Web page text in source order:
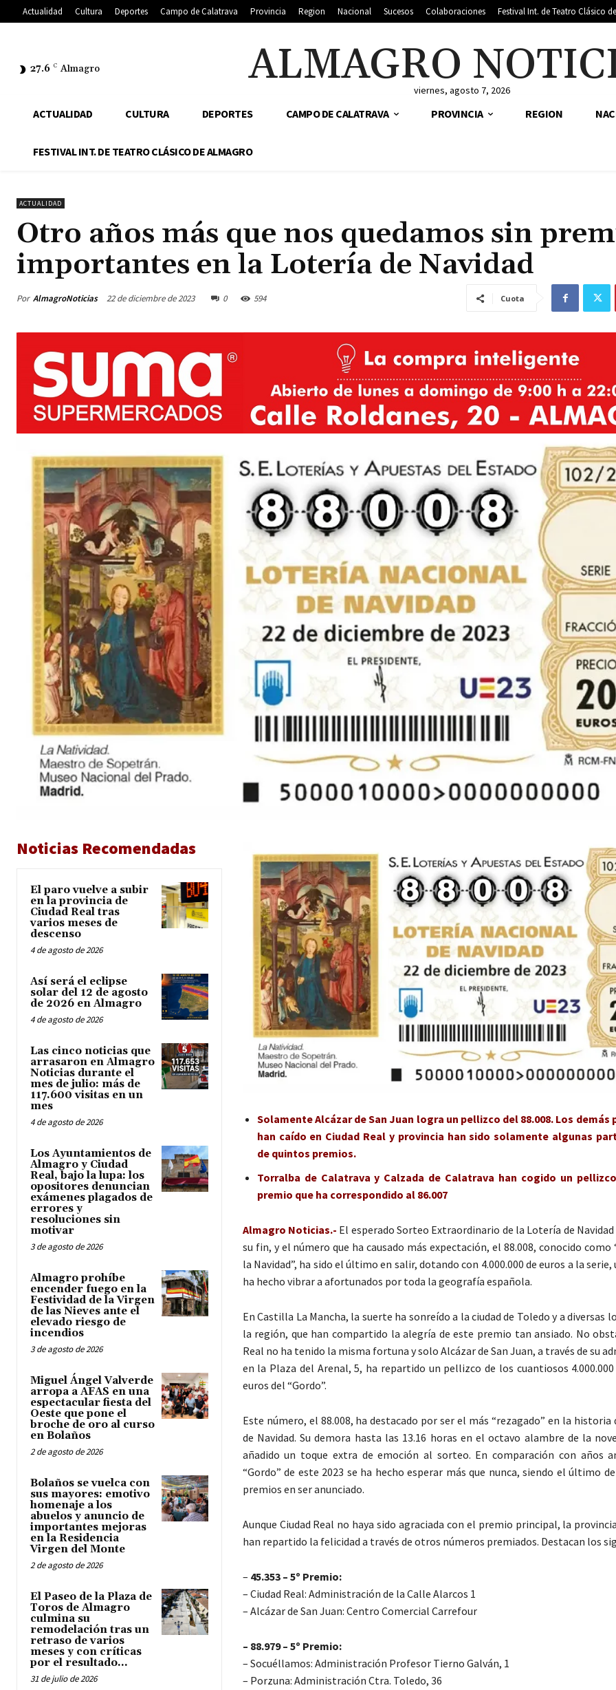
Actualidad Cultura Deportes Campo de Calatrava Provincia Region Nacional Sucesos Colaboraciones Festival Int. de Teatro Clásico
27.6 C Almagro ALMAGROviernes, agosto 7, 2026
ACTUALIDAD CULTURA DEPORTES CAMPO DE CALATRAVA PROVINCIA REGION
FESTIVAL INT. DE TEATRO CLÁSICO DE ALMAGRO
ACTUALIDAD
Otro años más que nos quedamos sin
importantes en la Lotería de Navidad
Por AlmagroNoticias 22 de diciembre de 2023 0 594 Cuota
Noticias Recomendadas
El paro vuelve a subir
en la provincia de
Ciudad Real tras
varios meses de
descenso
4 de agosto de 2026
Así será el eclipse
solar del 12 de agosto
de 2026 en Almagro
4 de agosto de 2026
Las cinco noticias que
arrasaron en Almagro
Noticias durante el
mes de julio: más de
117.600 visitas en un
mes
4 de agosto de 2026
Los Ayuntamientos de
Almagro y Ciudad
Real, bajo la lupa: los
opositores denuncian
exámenes plagados de
errores y
resoluciones sin
motivar
3 de agosto de 2026
Almagro prohíbe
encender fuego en la
Festividad de la Virgen
de las Nieves ante el
elevado riesgo de
incendios
3 de agosto de 2026
Miguel Ángel Valverde
arropa a AFAS en una
espectacular fiesta del
Oeste que pone el
broche de oro al curso
en Bolaños
2 de agosto de 2026
Bolaños se vuelca con
sus mayores: emotivo
homenaje a los
abuelos y anuncio de
importantes mejoras
en la Residencia
Virgen del Monte
2 de agosto de 2026
El Paseo de la Plaza de
Toros de Almagro
culmina su
remodelación tras un
retraso de varios
meses y con críticas
por el resultado...
31 de julio de 2026
Solamente Alcázar de San Juan logra un pellizco del 88.008. Los demás
han caído en Ciudad Real y provincia han sido solamente algunas
de quintos premios.
Torralba de Calatrava y Calzada de Calatrava han cogido un
premio que ha correspondido al 86.007
Almagro Noticias.- El esperado Sorteo Extraordinario de la Lotería de
su fin, y el número que ha causado más expectación, el 88.008, conocido como
la Navidad”, ha sido el último en salir, dotando con 4.000.000 de euros a la serie,
ha hecho vibrar a afortunados por toda la geografía española.
En Castilla La Mancha, la suerte ha sonreído a la ciudad de Toledo y a diversas
la región, que han compartido la alegría de este premio tan ansiado. No
Real no ha tenido la misma fortuna y solo Alcázar de San Juan, a través de su
en la Plaza del Arenal, 5, ha repartido un pellizco de los cuantiosos
euros del “Gordo”.
Este número, el 88.008, ha destacado por ser el más “rezagado” en la historia
de Navidad. Su demora hasta las 13.16 horas en el octavo alambre de la
añadido un toque extra de emoción al sorteo. En comparación con años
“Gordo” de este 2023 se ha hecho esperar más que nunca, siendo el último
premios en ser anunciado.
Aunque Ciudad Real no haya sido agraciada con el premio principal, la
han repartido la felicidad a través de otros números premiados. Destacan los
– 45.353 – 5º Premio:
– Ciudad Real: Administración de la Calle Alarcos 1
– Alcázar de San Juan: Centro Comercial Carrefour
– 88.979 – 5º Premio:
– Socuéllamos: Administración Profesor Tierno Galván, 1
– Porzuna: Administración Ctra. Toledo, 36